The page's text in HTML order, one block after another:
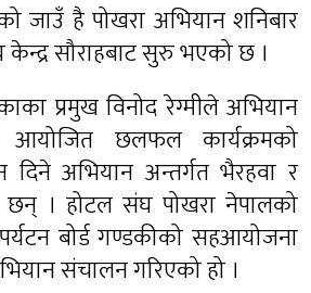
जाउँ है पोखरा अभियान शनिबार
सौराहबाट सुरु भएको छ ।
प्रमुख विनोद रेग्मीले अभियान
आयोजित छलफल कार्यक्रमको
दिने अभियान अन्तर्गत भैरहवा र
छन् । होटल संघ पोखरा नेपालको
बोर्ड गण्डकीको सहआयोजना
संचालन गरिएको हो ।